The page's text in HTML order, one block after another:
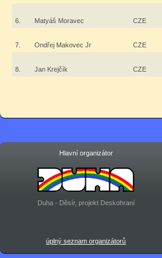
6. Matyáš Moravec CZE
7. Ondřej Makovec Jr CZE
8. Jan Krejčík CZE
Hlavní organizátor
Duha - Děsír, projekt Deskohraní
úplný seznam organizátorů